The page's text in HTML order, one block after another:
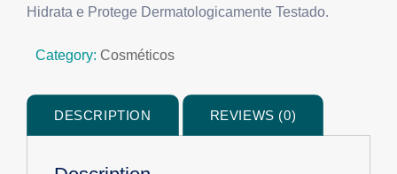
Hidrata e Protege Dermatologicamente Testado.
Category: Cosméticos
DESCRIPTION REVIEWS (0)